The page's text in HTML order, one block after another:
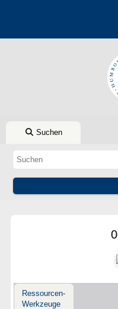
Suchen
Ressourcen-
Werkzeuge